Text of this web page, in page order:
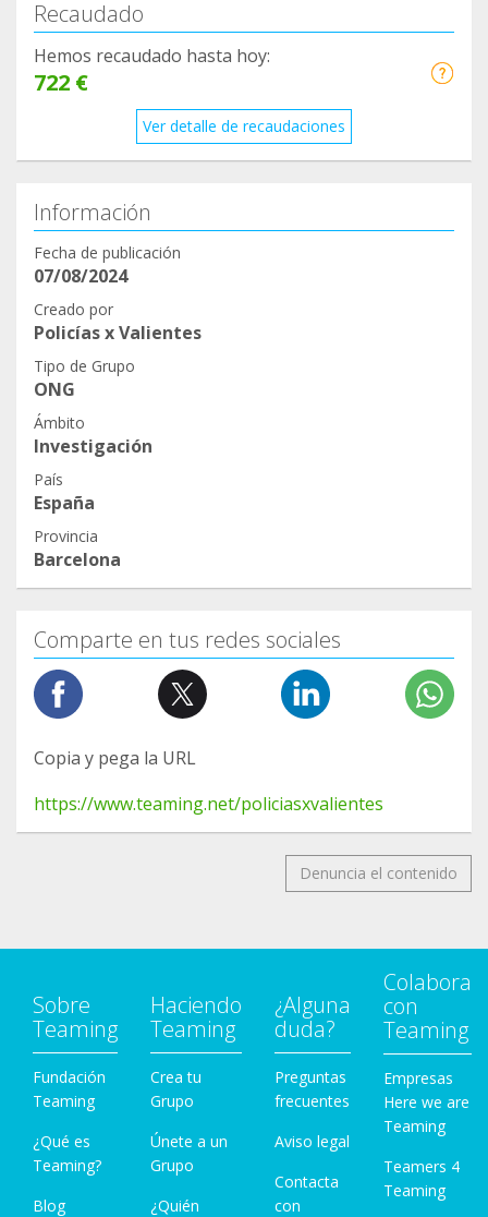
Recaudado
Hemos recaudado hasta hoy:
722 €
Ver detalle de recaudaciones
Información
Fecha de publicación
07/08/2024
Creado por
Policías x Valientes
Tipo de Grupo
ONG
Ámbito
Investigación
País
España
Provincia
Barcelona
Comparte en tus redes sociales
Copia y pega la URL
https://www.teaming.net/policiasxvalientes
Denuncia el contenido
Sobre
Teaming
Fundación
Teaming
¿Qué es
Teaming?
Blog
Haciendo
Teaming
Crea tu
Grupo
Únete a un
Grupo
¿Quién
¿Alguna
duda?
Preguntas
frecuentes
Aviso legal
Contacta
con
Colabora
con
Teaming
Empresas
Here we are
Teaming
Teamers 4
Teaming